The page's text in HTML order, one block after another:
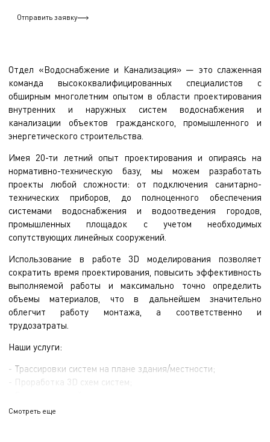
Отправить заявку
Отдел «Водоснабжение и Канализация» — это слаженная
команда высококвалифицированных специалистов с
обширным многолетним опытом в области проектирования
внутренних и наружных систем водоснабжения и
канализации объектов гражданского, промышленного и
энергетического строительства.
Имея 20-ти летний опыт проектирования и опираясь на
нормативно-техническую базу, мы можем разработать
проекты любой сложности: от подключения санитарно-
технических приборов, до полноценного обеспечения
системами водоснабжения и водоотведения городов,
промышленных площадок с учетом необходимых
сопутствующих линейных сооружений.
Использование в работе 3D моделирования позволяет
сократить время проектирования, повысить эффективность
выполняемой работы и максимально точно определить
объемы материалов, что в дальнейшем значительно
облегчит работу монтажа, а соответственно и
трудозатраты.
Наши услуги:
- Трассировки систем на плане здания/местности;
- Проработка 3D схем систем;
систем;
Смотреть еще